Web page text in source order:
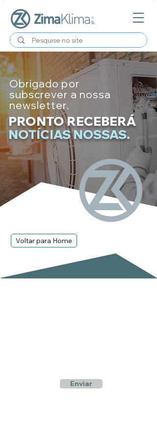
Obrigado por
subscrever a nossa
newsletter.
PRONTO RECEBERÁ
NOTÍCIAS NOSSAS.
Voltar para Home
Enviar